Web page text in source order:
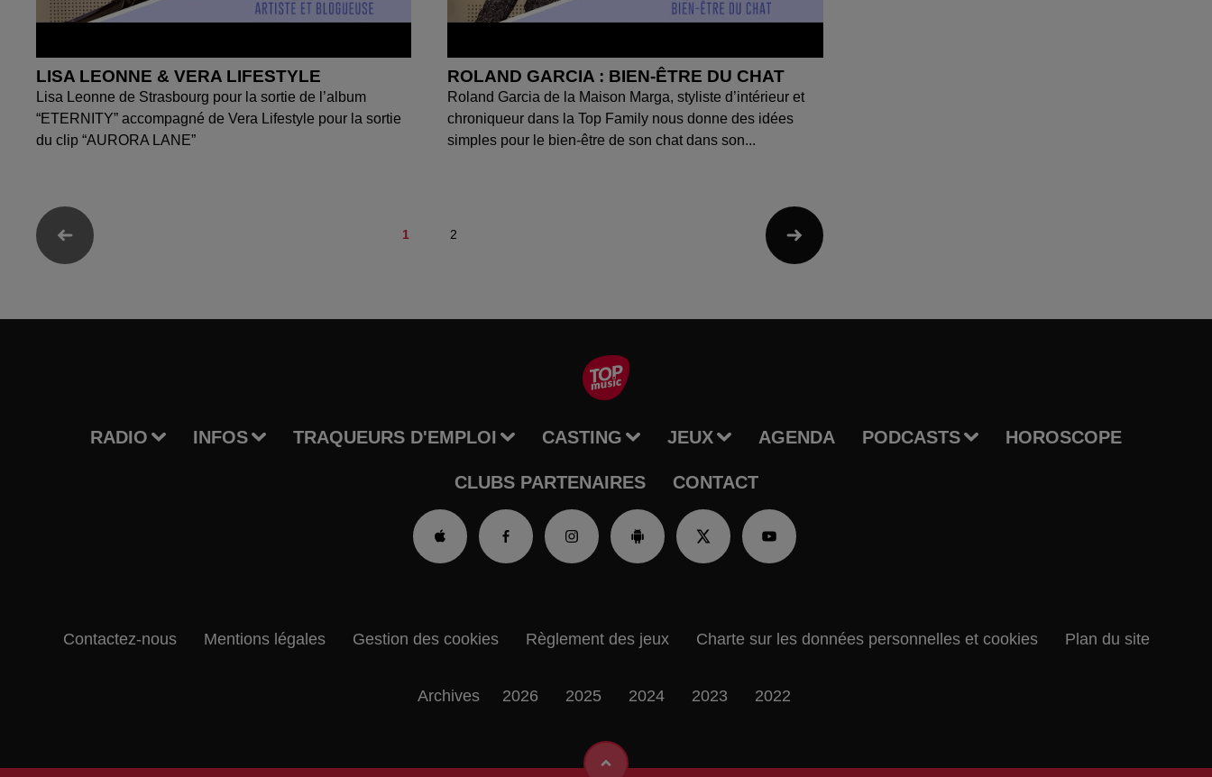
LISA LEONNE & VERA LIFESTYLE
Lisa Leonne de Strasbourg pour la sortie de l’album
“ETERNITY” accompagné de Vera Lifestyle pour la sortie
du clip “AURORA LANE”
ROLAND GARCIA : BIEN-ÊTRE DU CHAT
Roland Garcia de la Maison Marga, styliste d’intérieur et
chroniqueur dans la Top Family nous donne des idées
simples pour le bien-être de son chat dans son...
1 2
RADIO INFOS TRAQUEURS D'EMPLOI CASTING JEUX AGENDA PODCASTS HOROSCOPE
CLUBS PARTENAIRES CONTACT
Contactez-nous Mentions légales Gestion des cookies Règlement des jeux Charte sur les données personnelles et cookies Plan du site
Archives 2026 2025 2024 2023 2022